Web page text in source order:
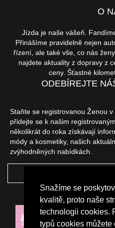
Snažíme se
kvalitě, proto naše
technologii cookies.
typů cookies můžete
O
Jízda je naše vášeň.
Přinášíme pravidelně nejen
řízení, ale také vše, co nás
najdete aktuality z dopravy z
ceny. Šťastné
ODEBÍREJTE
Staňte se registrovanou Ženou
přidejte se k našim
několikrát do roka získávají
módy a kosmetiky, našich
zvýhodněných nabídkách.
NAŠI